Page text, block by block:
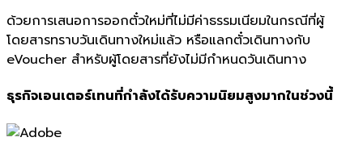
ด้วยการเสนอการออกตั๋วใหม่ที่ไม่มีค่าธรรมเนียมในกรณีที่ผู้
โดยสารทราบวันเดินทางใหม่แล้ว หรือแลกตั๋วเดินทางกับ
eVoucher สำหรับผู้โดยสารที่ยังไม่มีกำหนดวันเดินทาง
ธุรกิจเอนเตอร์เทนที่กำลังได้รับความนิยมสูงมากในช่วงนี้